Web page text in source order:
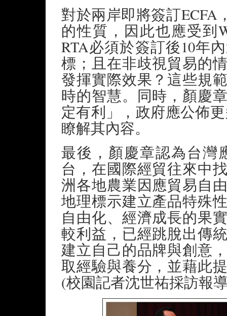
對於兩岸即將簽訂ECFA
的性質，因此也應受到
RTA必須於簽訂後10年
標；且在非歧視貿易的
發揮實際效果？這些規
時的智慧。同時，顏慶
定有利」，政府應公佈
瞭解其內容。
最後，顏慶章認為台灣
台，在國際經貿往來中
洲各地農業因應貿易自
地理標示建立產品特殊
自由化、經濟成長的果
較利益，已經跳脫出傳
建立自己的品牌與創意
取經驗與養分，並藉此
(校園記者沈世祐採訪報